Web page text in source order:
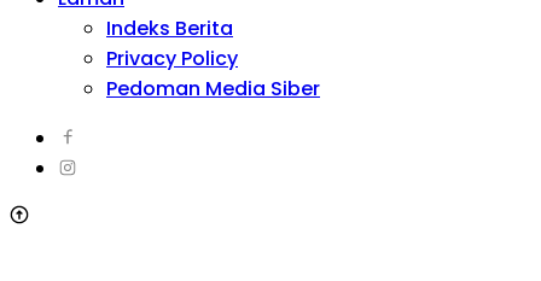
Indeks Berita
Privacy Policy
Pedoman Media Siber